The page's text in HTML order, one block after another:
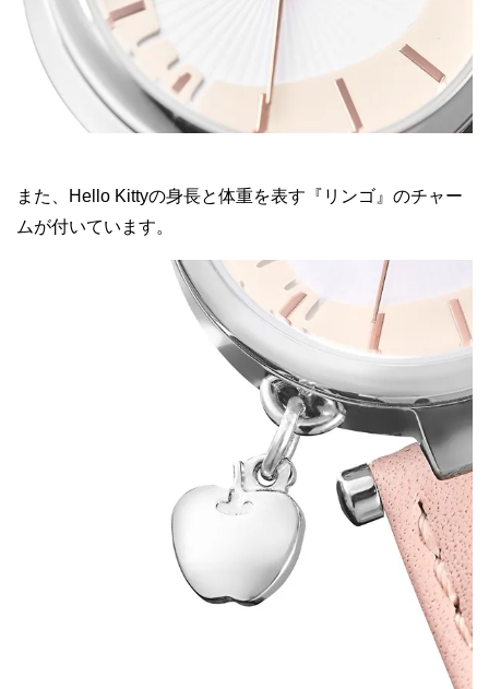
また、Hello Kittyの身長と体重を表す『リンゴ』のチャー
ムが付いています。